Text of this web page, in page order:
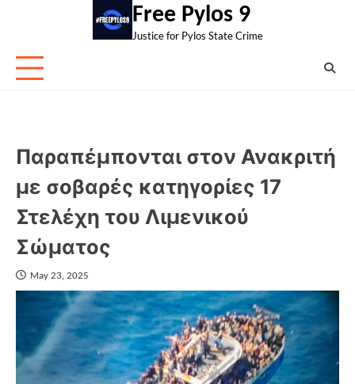
Free Pylos 9
Justice for Pylos State Crime
Παραπέμπονται στον Ανακριτή
με σοβαρές κατηγορίες 17
Στελέχη του Λιμενικού
Σώματος
May 23, 2025